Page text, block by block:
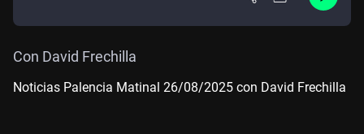
Con David Frechilla
Noticias Palencia Matinal 26/08/2025 con David Frechilla